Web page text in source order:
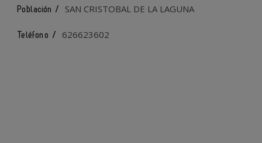
Población / SAN CRISTOBAL DE LA LAGUNA
Teléfono / 626623602